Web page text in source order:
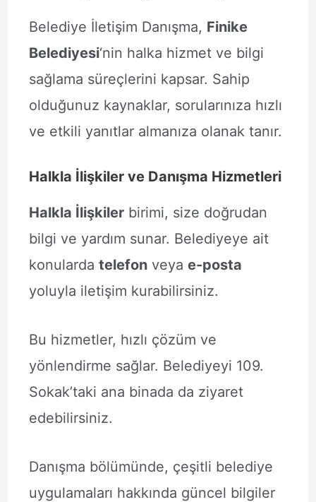
Belediye İletişim Danışma, Finike
Belediyesi‘nin halka hizmet ve bilgi
sağlama süreçlerini kapsar. Sahip
olduğunuz kaynaklar, sorularınıza hızlı
ve etkili yanıtlar almanıza olanak tanır.
Halkla İlişkiler ve Danışma Hizmetleri
Halkla İlişkilerbirimi, size doğrudan
bilgi ve yardım sunar. Belediyeye ait
konularda telefonveya e-posta
yoluyla iletişim kurabilirsiniz.
Bu hizmetler, hızlı çözüm ve
yönlendirme sağlar. Belediyeyi 109.
Sokak’taki ana binada da ziyaret
edebilirsiniz.
Danışma bölümünde, çeşitli belediye
uygulamaları hakkında güncel bilgiler